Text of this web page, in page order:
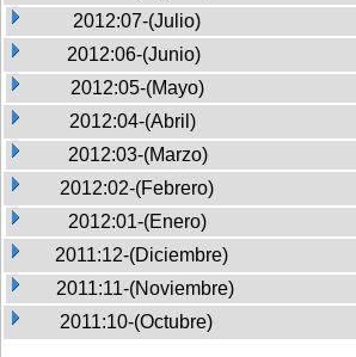
2012:07-(Julio)
2012:06-(Junio)
2012:05-(Mayo)
2012:04-(Abril)
2012:03-(Marzo)
2012:02-(Febrero)
2012:01-(Enero)
2011:12-(Diciembre)
2011:11-(Noviembre)
2011:10-(Octubre)